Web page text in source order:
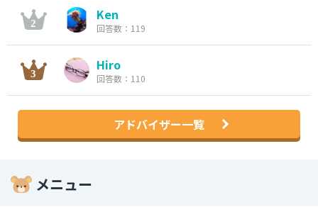
Ken
回答数：119
Hiro
回答数：110
アドバイザー一覧
メニュー